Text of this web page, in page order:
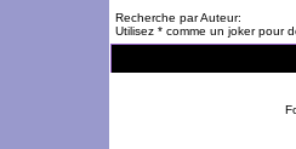
Recherche par Auteur:
Utilisez * comme un joker pour